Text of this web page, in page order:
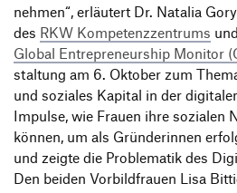
nehmen“, erläu­tert Dr. Natalia
des RKW Kompe­tenz­zen­trums
Global Entre­pre­neur­ship Monitor
stal­tung am 6. Oktober zum
und soziales Kapital in der
Impulse, wie Frauen ihre sozialen
können, um als Grün­de­rinnen
und zeigte die Proble­matik des
Den beiden Vorbild­frauen Lisa